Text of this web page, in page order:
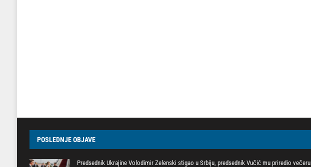
POSLEDNJE OBJAVE
Predsednik Ukrajine Volodimir Zelenski stigao u Srbiju, predsednik Vučić mu priredio večeru